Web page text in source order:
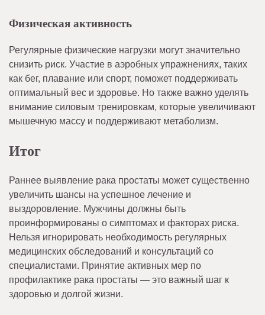
Физическая активность
Регулярные физические нагрузки могут значительно
снизить риск. Участие в аэробных упражнениях, таких
как бег, плавание или спорт, поможет поддерживать
оптимальный вес и здоровье. Но также важно уделять
внимание силовым тренировкам, которые увеличивают
мышечную массу и поддерживают метаболизм.
Итог
Раннее выявление рака простаты может существенно
увеличить шансы на успешное лечение и
выздоровление. Мужчины должны быть
проинформированы о симптомах и факторах риска.
Нельзя игнорировать необходимость регулярных
медицинских обследований и консультаций со
специалистами. Принятие активных мер по
профилактике рака простаты — это важный шаг к
здоровью и долгой жизни.